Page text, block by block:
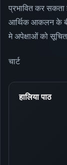
प्रभावित कर
आर्थिक आकलन के
मे अपेक्षाओं को
चार्ट
हालिया पाठ